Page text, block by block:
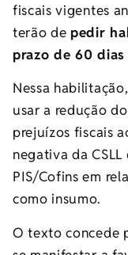
fiscais vigentes
terão de pedir
prazo de 60
Nessa
usar a redução
prejuízos fiscais
negativa da
PIS/Cofins em
como insumo.
O texto concede